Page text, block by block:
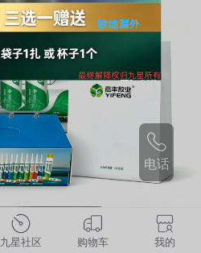
电话
九星社区 购物车 我的